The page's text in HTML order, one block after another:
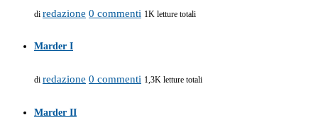
di redazione 0 commenti 1K letture totali
Marder I
di redazione 0 commenti 1,3K letture totali
Marder II